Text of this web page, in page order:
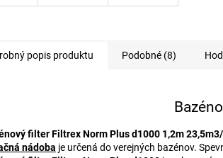
popis produktu Podobné (8)
filter Filtrex Norm Plus d1000 1,2m
nádoba je určená do verejných bazénov.